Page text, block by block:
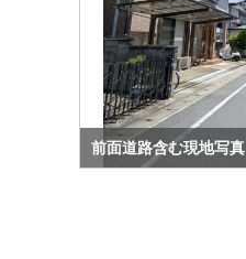
前面道路含む現地写真